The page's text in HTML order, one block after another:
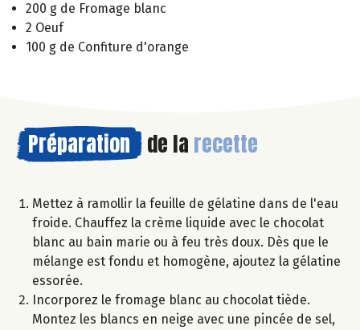
200 g de Fromage blanc
2 Oeuf
100 g de Confiture d'orange
Préparation de la recette
Mettez à ramollir la feuille de gélatine dans de l'eau
froide. Chauffez la crème liquide avec le chocolat
blanc au bain marie ou à feu très doux. Dès que le
mélange est fondu et homogène, ajoutez la gélatine
essorée.
Incorporez le fromage blanc au chocolat tiède.
Montez les blancs en neige avec une pincée de sel,